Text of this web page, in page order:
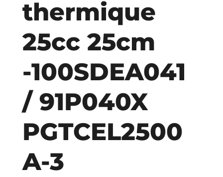
thermique
25cc 25cm
-100SDEA041
/ 91P040X
PGTCEL2500
A-3